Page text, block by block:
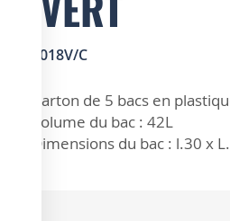
2002018V/C
Carton de 5 bacs en
Volume du bac : 42L
Dimensions du bac : l.30 x